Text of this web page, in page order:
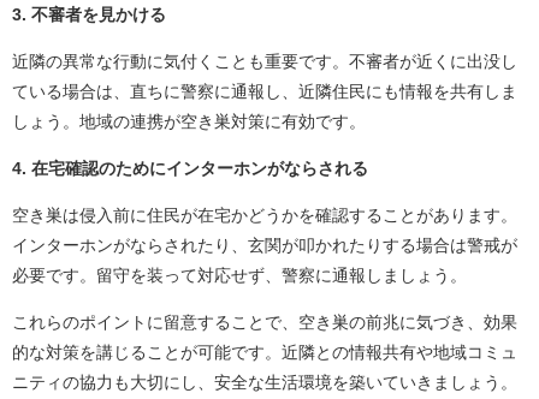
3. 不審者を見かける
近隣の異常な行動に気付くことも重要です。不審者が近くに出没し
ている場合は、直ちに警察に通報し、近隣住民にも情報を共有しま
しょう。地域の連携が空き巣対策に有効です。
4. 在宅確認のためにインターホンがならされる
空き巣は侵入前に住民が在宅かどうかを確認することがあります。
インターホンがならされたり、玄関が叩かれたりする場合は警戒が
必要です。留守を装って対応せず、警察に通報しましょう。
これらのポイントに留意することで、空き巣の前兆に気づき、効果
的な対策を講じることが可能です。近隣との情報共有や地域コミュ
ニティの協力も大切にし、安全な生活環境を築いていきましょう。